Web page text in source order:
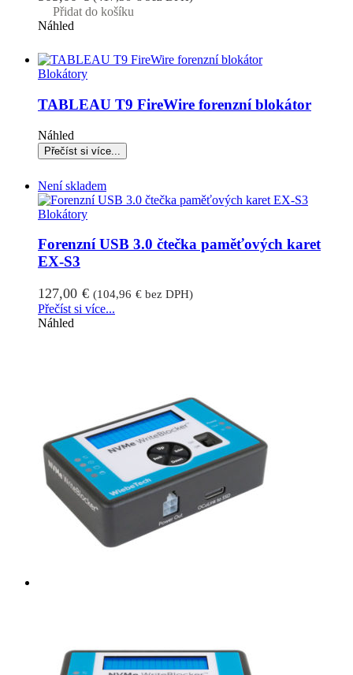
Přidat do košíku
Náhled
Blokátory
TABLEAU T9 FireWire forenzní blokátor
Náhled
Není skladem
Blokátory
Forenzní USB 3.0 čtečka paměťových karet
EX-S3
127,00 € (104,96 €bez DPH)
Přečíst si více...
Náhled